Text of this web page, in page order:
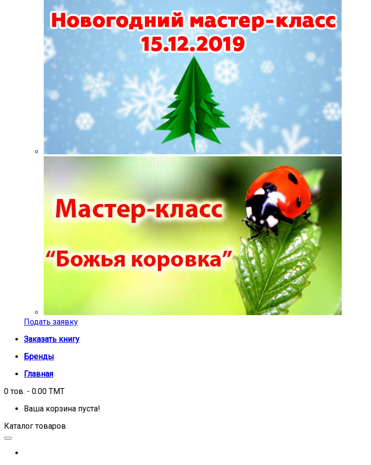
Подать заявку
Заказать книгу
Бренды
Главная
0 тов. - 0.00 TMT
Ваша корзина пуста!
Каталог товаров